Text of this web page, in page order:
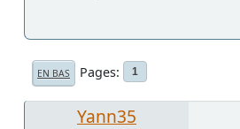
EN BAS Pages 1
Yann35